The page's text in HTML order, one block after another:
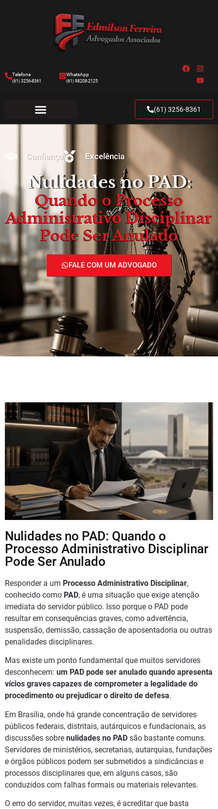
Telefone
(61) 3256-8361
WhatsApp
(61) 98208-2125
(61) 3256-8361
Confiança Excelência
Nulidades no PAD:
Quando o Processo
Administrativo Disciplinar
Pode Ser Anulado
FALE COM UM ADVOGADO
Nulidades no PAD: Quando o
Processo Administrativo Disciplinar
Pode Ser Anulado
Responder a um Processo Administrativo Disciplinar,
conhecido como PAD, é uma situação que exige atenção
imediata do servidor público. Isso porque o PAD pode
resultar em consequências graves, como advertência,
suspensão, demissão, cassação de aposentadoria ou outras
penalidades disciplinares.
Mas existe um ponto fundamental que muitos servidores
desconhecem: um PAD pode ser anulado quando apresenta
vícios graves capazes de comprometer a legalidade do
procedimento ou prejudicar o direito de defesa.
Em Brasília, onde há grande concentração de servidores
públicos federais, distritais, autárquicos e fundacionais, as
discussões sobre nulidades no PAD são bastante comuns.
Servidores de ministérios, secretarias, autarquias, fundações
e órgãos públicos podem ser submetidos a sindicâncias e
processos disciplinares que, em alguns casos, são
conduzidos com falhas formais ou materiais relevantes.
O erro do servidor, muitas vezes, é acreditar que basta